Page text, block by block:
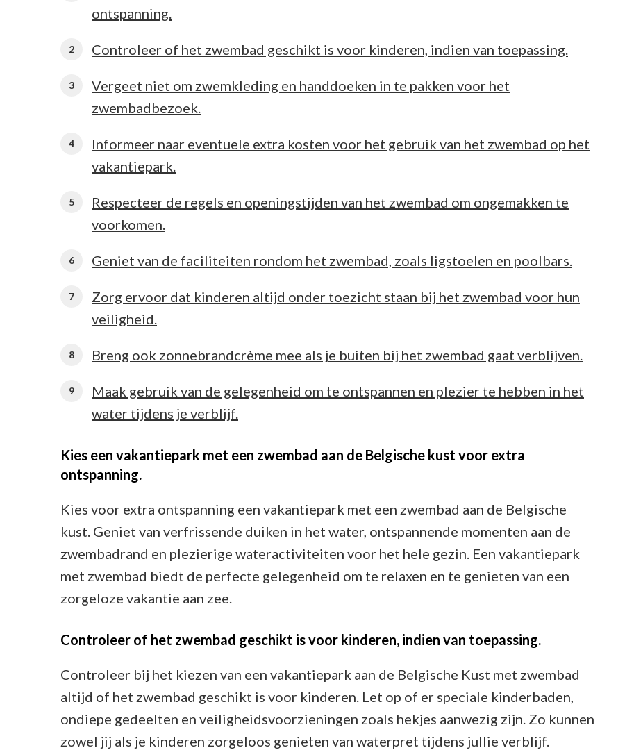
ontspanning.
Controleer of het zwembad geschikt is voor kinderen, indien van toepassing.
Vergeet niet om zwemkleding en handdoeken in te pakken voor het
zwembadbezoek.
Informeer naar eventuele extra kosten voor het gebruik van het zwembad op het
vakantiepark.
Respecteer de regels en openingstijden van het zwembad om ongemakken te
voorkomen.
Geniet van de faciliteiten rondom het zwembad, zoals ligstoelen en poolbars.
Zorg ervoor dat kinderen altijd onder toezicht staan bij het zwembad voor hun
veiligheid.
Breng ook zonnebrandcrème mee als je buiten bij het zwembad gaat verblijven.
Maak gebruik van de gelegenheid om te ontspannen en plezier te hebben in het
water tijdens je verblijf.
Kies een vakantiepark met een zwembad aan de Belgische kust voor extra
ontspanning.
Kies voor extra ontspanning een vakantiepark met een zwembad aan de Belgische
kust. Geniet van verfrissende duiken in het water, ontspannende momenten aan de
zwembadrand en plezierige wateractiviteiten voor het hele gezin. Een vakantiepark
met zwembad biedt de perfecte gelegenheid om te relaxen en te genieten van een
zorgeloze vakantie aan zee.
Controleer of het zwembad geschikt is voor kinderen, indien van toepassing.
Controleer bij het kiezen van een vakantiepark aan de Belgische Kust met zwembad
altijd of het zwembad geschikt is voor kinderen. Let op of er speciale kinderbaden,
ondiepe gedeelten en veiligheidsvoorzieningen zoals hekjes aanwezig zijn. Zo kunnen
zowel jij als je kinderen zorgeloos genieten van waterpret tijdens jullie verblijf.